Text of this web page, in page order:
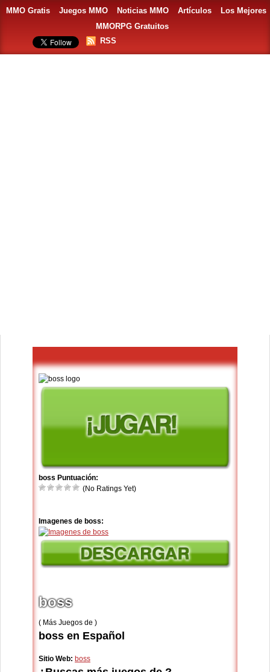
MMO Gratis Juegos MMO Noticias MMO Artículos
Los Mejores
MMORPG Gratuitos
RSS
boss Puntuación:
(No Ratings Yet)
Imagenes de boss:
boss
( Más Juegos de )
boss en Español
Sitio Web: boss